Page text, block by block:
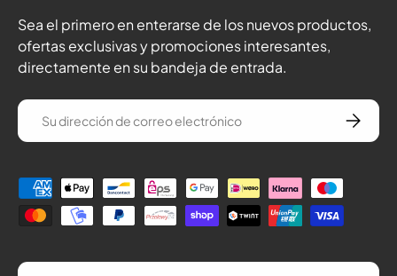
Sea el primero en enterarse de los nuevos productos,
ofertas exclusivas y promociones interesantes,
directamente en su bandeja de entrada.
correo electrónico
Formas de pago
País/Región